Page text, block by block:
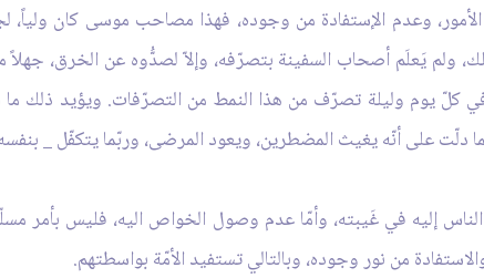
وعدم الإستفادة من وجوده، فهذا مصاحب موسى كان ولياً،
ولم يَعلَم أصحاب السفينة بتصرّفه، وإلاّ لصدُّوه عن الخرق، جهلاً
كلّ يوم وليلة تصرّف من هذا النمط من التصرّفات. ويؤيد ذلك
على أنّه يغيث المضطرين، ويعود المرضى، وربّما يتكفّل _
إليه في غَيبته، وأمّا عدم وصول الخواص اليه، فليس بأمر
من نور وجوده، وبالتالي تستفيد الأمّة بواسطتهم.